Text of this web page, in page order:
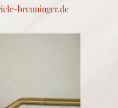
breuninger.de